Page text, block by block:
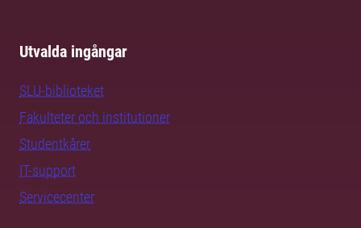
Utvalda ingångar
SLU-biblioteket
Fakulteter och institutioner
Studentkårer
IT-support
Servicecenter